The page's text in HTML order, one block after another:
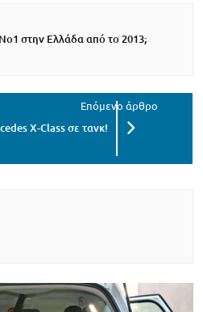
Νο1 στην Ελλάδα από το 2013;
X-Class σε τανκ!